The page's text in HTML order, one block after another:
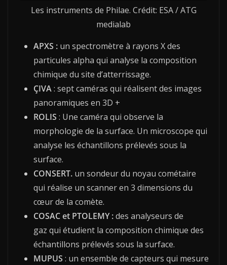
Les instruments de Philae. Crédit: ESA / ATG
medialab
APXS : un spectromètre à rayons X des
particules alpha qui analyse la composition
chimique du site d’atterrissage.
ÇIVA: sept caméras qui réalisent des images
panoramiques en 3D +
ROLIS : Une caméra qui observe la
morphologie de la surface. Un microscope qui
analyse les échantillons prélevés sous la
surface.
CONSERT. un sondeur du noyau cométaire
qui réalise un scanner en 3 dimensions du
cœur de la comète.
COSAC et PTOLEMY :des analyseurs de
gaz qui étudient la composition chimique des
échantillons prélevés sous la surface.
MUPUS : un ensemble de capteurs qui mesure